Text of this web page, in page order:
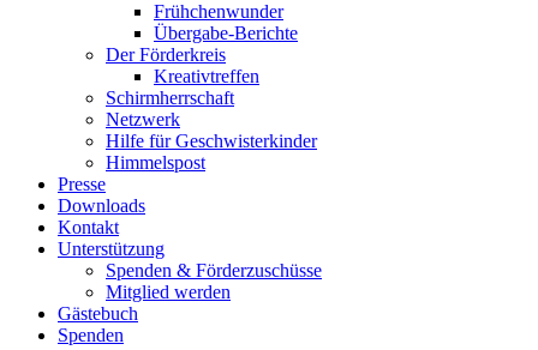
Frühchenwunder
Übergabe-Berichte
Der Förderkreis
Kreativtreffen
Schirmherrschaft
Netzwerk
Hilfe für Geschwisterkinder
Himmelspost
Presse
Downloads
Kontakt
Unterstützung
Spenden & Förderzuschüsse
Mitglied werden
Gästebuch
Spenden